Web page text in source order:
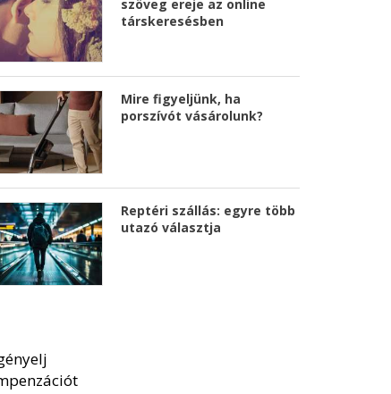
szöveg ereje az online
társkeresésben
Mire figyeljünk, ha
porszívót vásárolunk?
Reptéri szállás: egyre több
utazó választja